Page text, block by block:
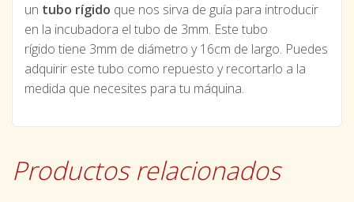
un tubo rígido que nos sirva de guía para introducir
en la incubadora el tubo de 3mm. Este tubo
rígido tiene 3mm de diámetro y 16cm de largo. Puedes
adquirir este tubo como repuesto y recortarlo a la
medida que necesites para tu máquina.
Productos relacionados